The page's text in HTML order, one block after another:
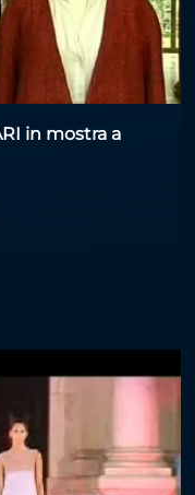
in mostra a